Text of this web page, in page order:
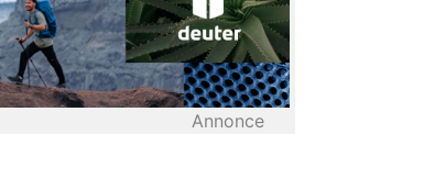
Annonce